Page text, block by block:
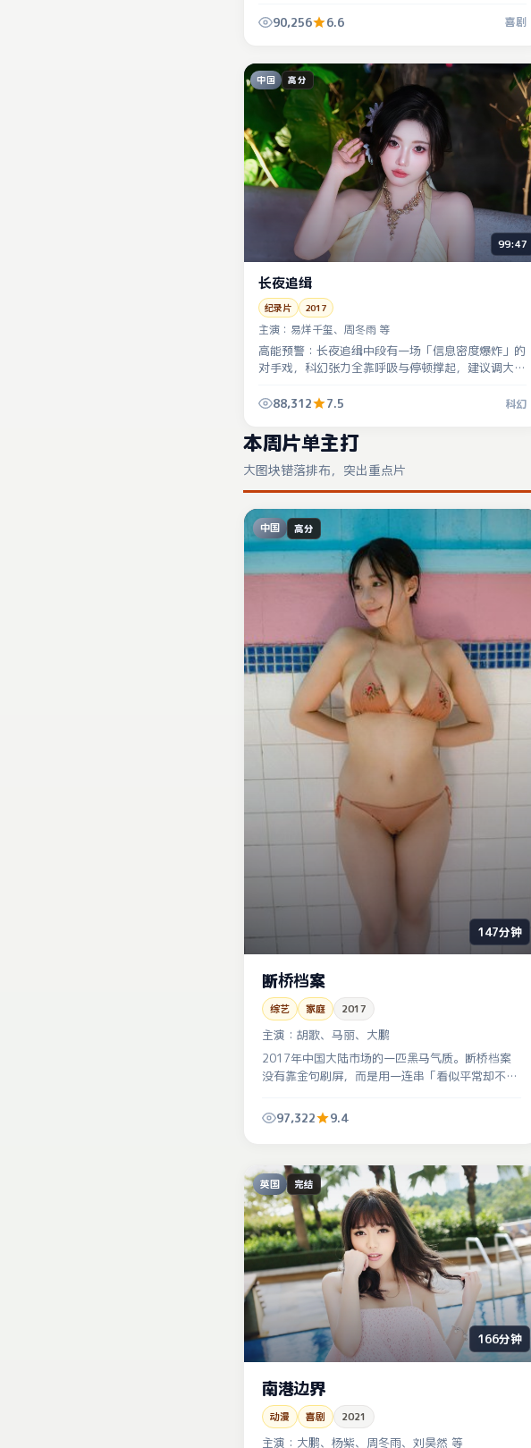
90,256 6.6 喜剧
中国 高分
99:47
长夜追缉
纪录片 2017
主演： 易烊千玺、周冬雨 等
高能预警：长夜追缉中段有一场「信息密度爆炸」的
对手戏，科幻张力全靠呼吸与停顿撑起，建议调大音
88,312
7.5 科幻
本周片单主打
大图块错落排布，突出重点片
中国 高分
147分钟
断桥档案
综艺 家庭 2017
主演： 胡歌、马丽、大鹏
2017年中国大陆市场的一匹黑马气质。断桥档案
没有靠金句刷屏，而是用一连串「看似平常却不对
97,322
9.4
英国 完结
166分钟
南港边界
动漫 喜剧 2021
主演： 大鹏、杨紫、周冬雨、刘昊然 等